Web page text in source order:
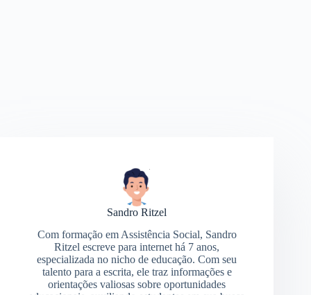
Sandro Ritzel
Com formação em Assistência Social, Sandro
Ritzel escreve para internet há 7 anos,
especializada no nicho de educação. Com seu
talento para a escrita, ele traz informações e
orientações valiosas sobre oportunidades